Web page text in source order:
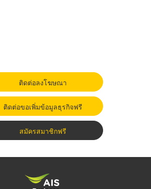
ติดต่อลงโฆษณา
ติดต่อขอเพิ่มข้อมูลธุรกิจฟรี
สมัครสมาชิกฟรี